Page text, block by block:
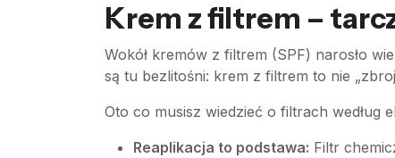
Krem z filtrem –
Wokół kremów z filtrem (SPF) narosło
są tu bezlitośni: krem z filtrem to nie
Oto co musisz wiedzieć o filtrach według
Reaplikacja to podstawa: Filtr